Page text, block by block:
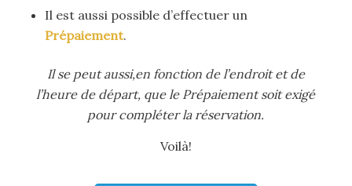
Il est aussi possible d’effectuer un
Prépaiement.
Il se peut aussi,en fonction de l’endroit et de
l’heure de départ, que le Prépaiement soit exigé
pour compléter la réservation.
Voilà!